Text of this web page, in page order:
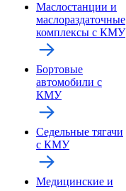
Маслостанции и
маслораздаточные
комплексы с КМУ
Бортовые
автомобили с
КМУ
Седельные тягачи
с КМУ
Медицинские и